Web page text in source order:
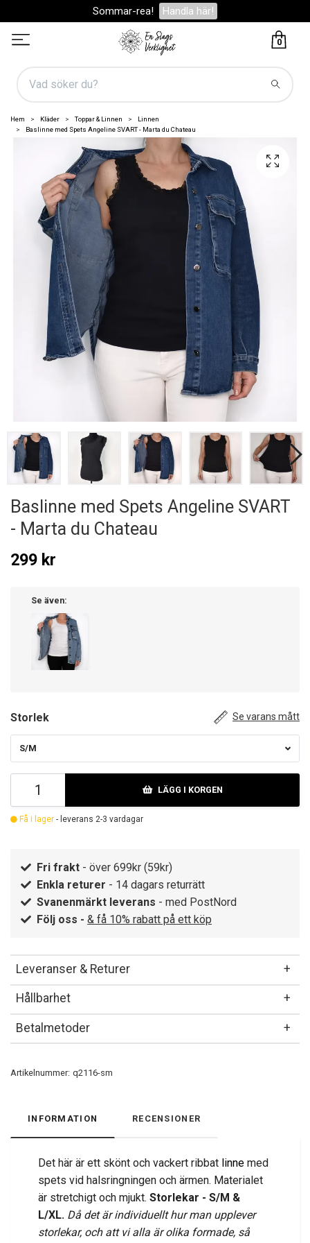
Sommar-rea! Handla här!
0
Hem Kläder Toppar & Linnen
Linnen
Baslinne med Spets Angeline SVART - Marta du Chateau
Baslinne med Spets Angeline SVART
- Marta du Chateau
299 kr
Se även:
Storlek Se varans mått
S/M
LÄGG I KORGEN
Få i lager - leverans 2-3 vardagar
Fri frakt - över 699kr (59kr)
Enkla returer - 14 dagars returrätt
Svanenmärkt leverans - med PostNord
Följ oss - & få 10% rabatt på ett köp
Leveranser & Returer
Hållbarhet
Betalmetoder
Artikelnummer: q2116-sm
INFORMATION RECENSIONER
Det här är ett skönt och vackert ribbat linne med
spets vid halsringningen och ärmen. Materialet
är stretchigt och mjukt. Storlekar - S/M &
L/XL. Då det är individuellt hur man upplever
storlekar, och att vi alla är olika formade, så